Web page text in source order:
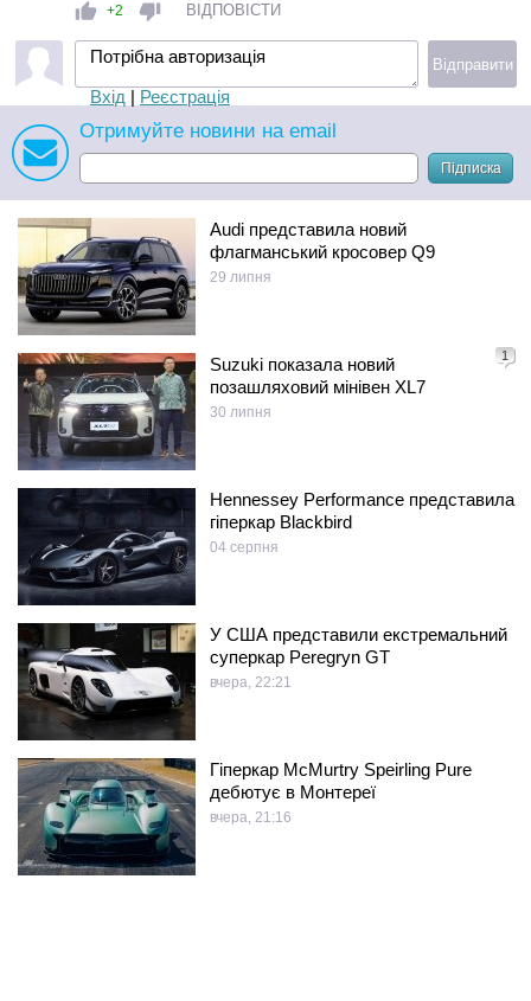
+2 ВІДПОВІСТИ
Потрібна авторизація
Вхід | Реєстрація
Відправити
Отримуйте новини на email
Підписка
Audi представила новий
флагманський кросовер Q9
29 липня
1
Suzuki показала новий
позашляховий мінівен XL7
30 липня
Hennessey Performance представила
гіперкар Blackbird
04 серпня
У США представили екстремальний
суперкар Peregryn GT
вчера, 22:21
Гіперкар McMurtry Speirling Pure
дебютує в Монтереї
вчера, 21:16